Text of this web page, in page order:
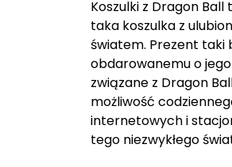
Koszulki z Dragon
taka koszulka z
światem. Prezent taki
obdarowanemu o
związane z Dragon
możliwość
internetowych i
tego niezwykłego